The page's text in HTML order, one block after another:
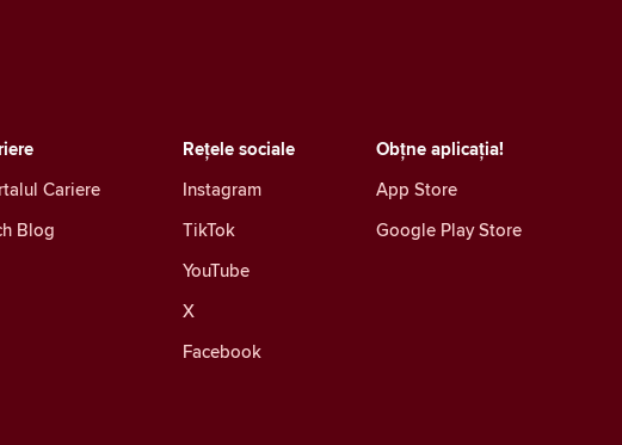
Rețele sociale
Instagram
TikTok
YouTube
X
Facebook
Cariere
Blog
Obțne aplicația!
App Store
Google Play Store